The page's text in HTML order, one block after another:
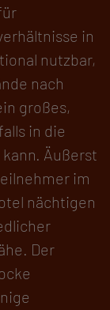
in
nutzbar,
nach
großes,
in die
Äußerst
im
nächtigen
Der